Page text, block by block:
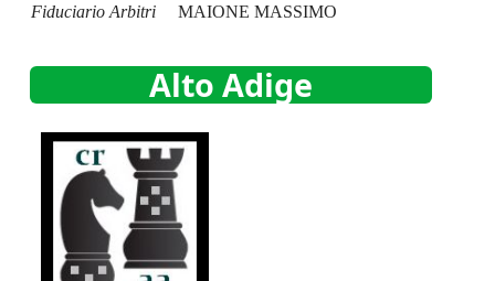
Fiduciario Arbitri
MAIONE MASSIMO
Alto Adige